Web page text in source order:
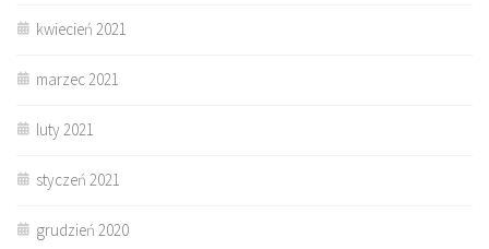
kwiecień 2021
marzec 2021
luty 2021
styczeń 2021
grudzień 2020